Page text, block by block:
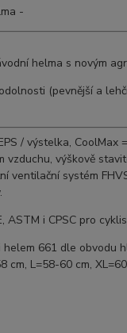
-
helma s novým
(pevnější a
/ výstelka, CoolMax
vzduchu, výškově
ventilační systém
ASTM i CPSC pro
661 dle obvodu
cm, L=58-60 cm,